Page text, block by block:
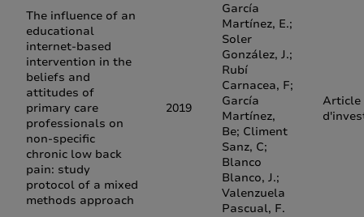
The influence of an
educational
internet-based
intervention in the
beliefs and
attitudes of
primary care
professionals on
non-specific
chronic low back
pain: study
protocol of a mixed
methods approach
2019
García
Martínez, E.;
Soler
González, J.;
Rubí
Carnacea, F;
García
Martínez,
Be; Climent
Sanz, C;
Blanco
Blanco, J.;
Valenzuela
Pascual, F.
Article